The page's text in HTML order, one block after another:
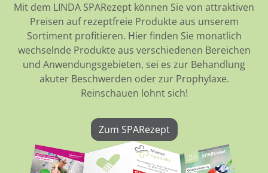
Mit dem LINDA SPARezept können Sie von attraktiven
Preisen auf rezeptfreie Produkte aus unserem
Sortiment profitieren. Hier finden Sie monatlich
wechselnde Produkte aus verschiedenen Bereichen
und Anwendungsgebieten, sei es zur Behandlung
akuter Beschwerden oder zur Prophylaxe.
Reinschauen lohnt sich!
Zum SPARezept